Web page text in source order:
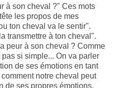
à son cheval ?" Ces mots
les propos de mes
ton cheval va le sentir".
transmettre à ton cheval".
peur à son cheval ? Comme
si simple... On va parler
de ses émotions en tant
notre cheval peut
de ses propres émotions.